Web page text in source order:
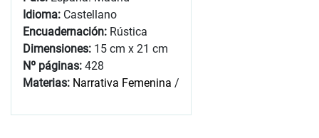
Idioma: Castellano
Encuadernación: Rústica
Dimensiones: 15 cm x 21 cm
Nº páginas: 428
Materias: Narrativa Femenina /